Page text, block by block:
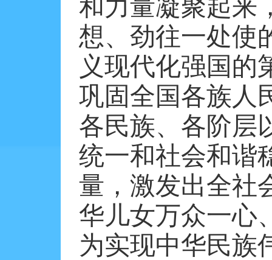
和力量凝聚起来
想、劲往一处使
义现代化强国的
巩固全国各族人
各民族、各阶层
统一和社会和谐
量，激发出全社
华儿女万众一心
为实现中华民族